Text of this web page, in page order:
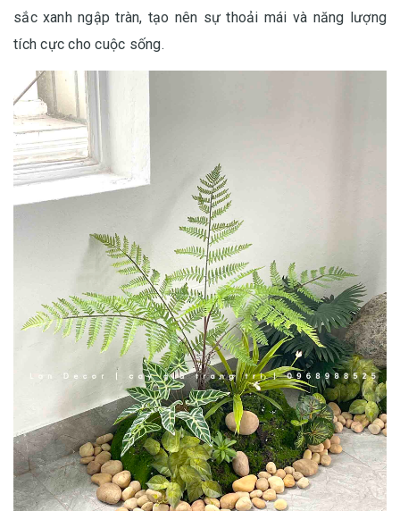
sắc xanh ngập tràn, tạo nên sự thoải mái và năng lượng
tích cực cho cuộc sống.